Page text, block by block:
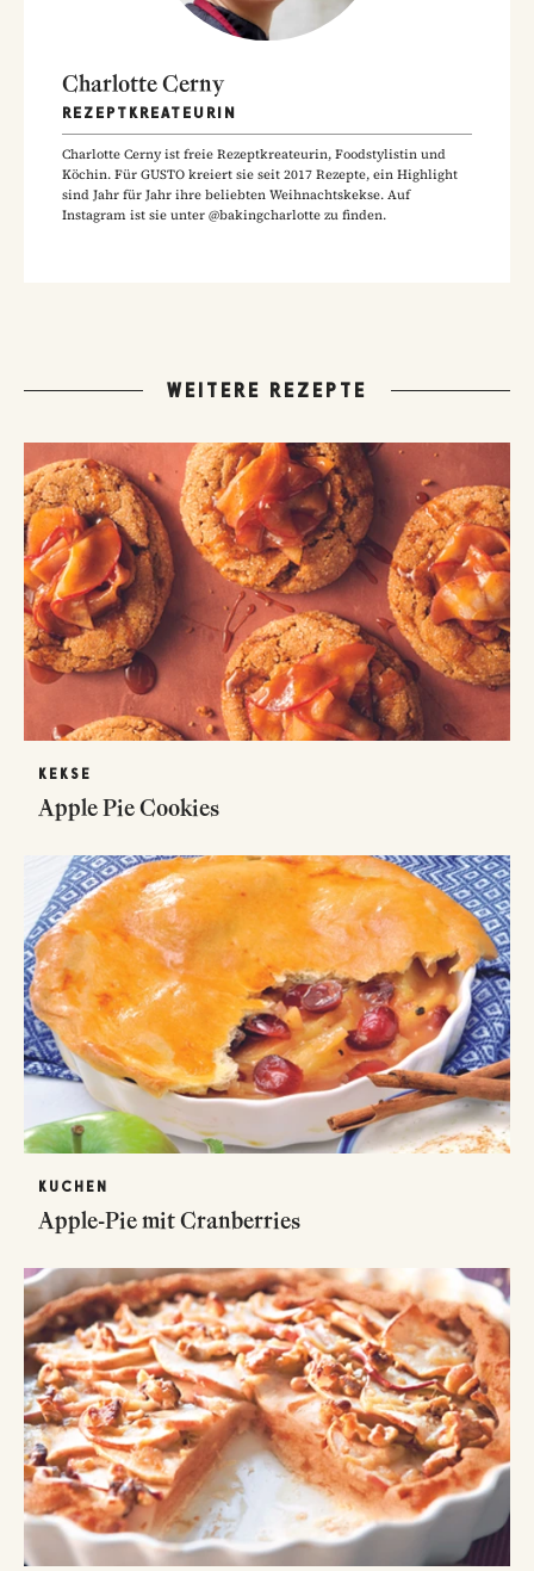
Charlotte Cerny
REZEPTKREATEURIN
Charlotte Cerny ist freie Rezeptkreateurin, Foodstylistin und
Köchin. Für GUSTO kreiert sie seit 2017 Rezepte, ein Highlight
sind Jahr für Jahr ihre beliebten Weihnachtskekse. Auf
Instagram ist sie unter @bakingcharlotte zu finden.
WEITERE REZEPTE
KEKSE
Apple Pie Cookies
KUCHEN
Apple-Pie mit Cranberries